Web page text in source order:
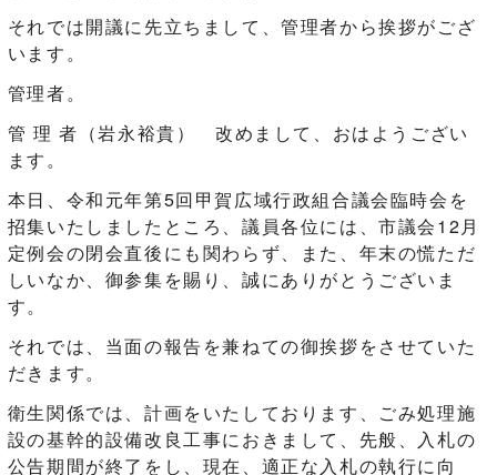
それでは開議に先立ちまして、管理者から挨拶がござ
います。
管理者。
管 理 者（岩永裕貴） 改めまして、おはようござい
ます。
本日、令和元年第5回甲賀広域行政組合議会臨時会を
招集いたしましたところ、議員各位には、市議会12月
定例会の閉会直後にも関わらず、また、年末の慌ただ
しいなか、御参集を賜り、誠にありがとうございま
す。
それでは、当面の報告を兼ねての御挨拶をさせていた
だきます。
衛生関係では、計画をいたしております、ごみ処理施
設の基幹的設備改良工事におきまして、先般、入札の
公告期間が終了をし、現在、適正な入札の執行に向